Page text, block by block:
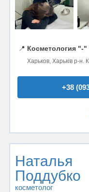
📍 Косметология "-"
Харьков, Харьків р-н.
+38
Наталья
Поддубко
косметолог